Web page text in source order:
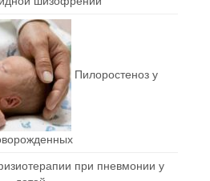
Пилоростеноз у